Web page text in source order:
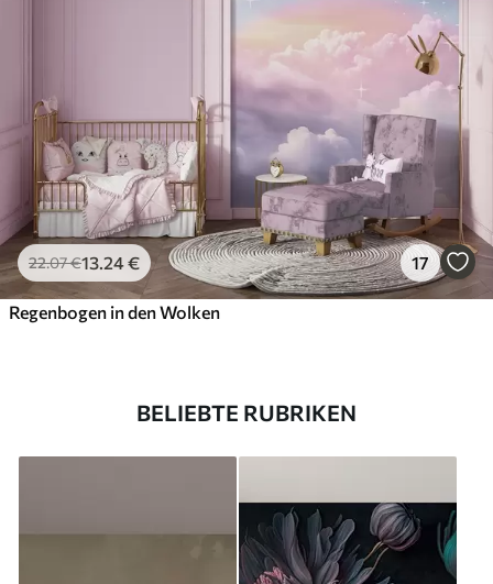
22.07€13 .24€ 17
Regenbogen in den Wolken
BELIEBTE RUBRIKEN